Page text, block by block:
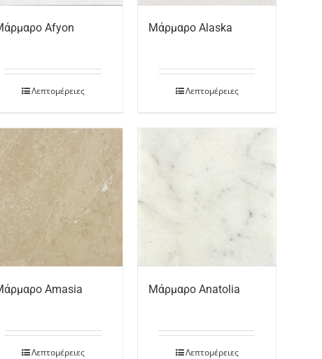
Afyon
Λεπτομέρειες
Μάρμαρο Alaska
Λεπτομέρειες
Amasia
Λεπτομέρειες
Μάρμαρο Anatolia
Λεπτομέρειες